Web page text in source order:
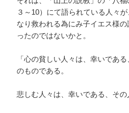
３～10）にて語られている人々
なり救われる為にみ子イエス様
ったのではないかと。
「心の貧しい人々は、幸いであ
のものである。
悲しむ人々は、幸いである、その